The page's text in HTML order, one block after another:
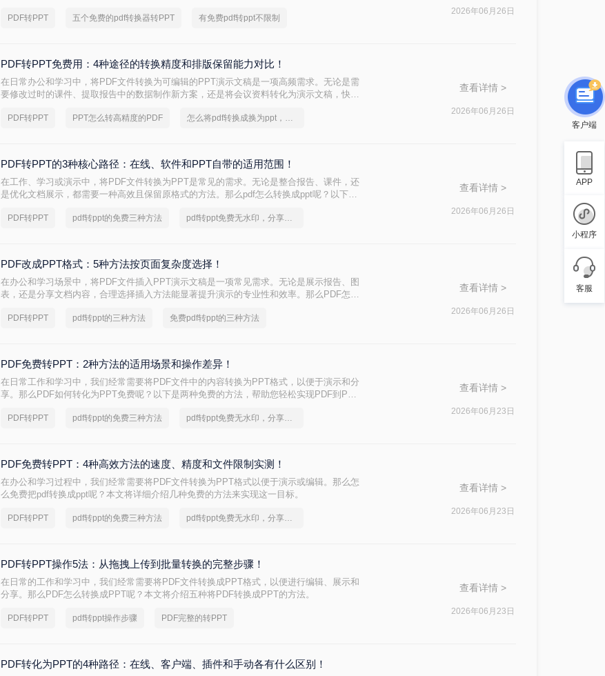
轻松实现格式转换。
PDF转PPT 五个免费的pdf转换器转PPT 有免费pdf转ppt不限制
2026年06月26日
PDF转PPT免费用：4种途径的转换精度和排版保留能力对比！
在日常办公和学习中，将PDF文件转换为可编辑的PPT演示文稿是一项高频需求。无论是需
要修改过时的课件、提取报告中的数据制作新方案，还是将会议资料转化为演示文稿，快速
PDF转PPT PPT怎么转高精度的PDF 怎么将pdf转换成换为ppt，分享一种简单的方法
查看详情 >
2026年06月26日
PDF转PPT的3种核心路径：在线、软件和PPT自带的适用范围！
在工作、学习或演示中，将PDF文件转换为PPT是常见的需求。无论是整合报告、课件，还
是优化文档展示，都需要一种高效且保留原格式的方法。那么pdf怎么转换成ppt呢？以下是
PDF转PPT pdf转ppt的免费三种方法 pdf转ppt免费无水印，分享一种简单的方法
查看详情 >
2026年06月26日
PDF改成PPT格式：5种方法按页面复杂度选择！
在办公和学习场景中，将PDF文件插入PPT演示文稿是一项常见需求。无论是展示报告、图
表，还是分享文档内容，合理选择插入方法能显著提升演示的专业性和效率。那么PDF怎么
PDF转PPT pdf转ppt的三种方法 免费pdf转ppt的三种方法
查看详情 >
2026年06月26日
PDF免费转PPT：2种方法的适用场景和操作差异！
在日常工作和学习中，我们经常需要将PDF文件中的内容转换为PPT格式，以便于演示和分
享。那么PDF如何转化为PPT免费呢？以下是两种免费的方法，帮助您轻松实现PDF到PPT
PDF转PPT pdf转ppt的免费三种方法 pdf转ppt免费无水印，分享一种简单的方法
查看详情 >
2026年06月23日
PDF免费转PPT：4种高效方法的速度、精度和文件限制实测！
在办公和学习过程中，我们经常需要将PDF文件转换为PPT格式以便于演示或编辑。那么怎
么免费把pdf转换成ppt呢？本文将详细介绍几种免费的方法来实现这一目标。
PDF转PPT pdf转ppt的免费三种方法 pdf转ppt免费无水印，分享一种简单的方法
查看详情 >
2026年06月23日
PDF转PPT操作5法：从拖拽上传到批量转换的完整步骤！
在日常的工作和学习中，我们经常需要将PDF文件转换成PPT格式，以便进行编辑、展示和
分享。那么PDF怎么转换成PPT呢？本文将介绍五种将PDF转换成PPT的方法。
PDF转PPT pdf转ppt操作步骤 PDF完整的转PPT
查看详情 >
2026年06月23日
PDF转化为PPT的4种路径：在线、客户端、插件和手动各有什么区别！
客户端
APP
小程序
客服